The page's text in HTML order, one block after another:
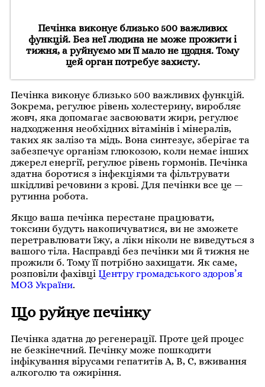
Печінка виконує близько 500 важливих
функцій. Без неї людина не може прожити і
тижня, а руйнуємо ми її мало не щодня. Тому
цей орган потребує захисту.
Печінка виконує близько 500 важливих функцій.
Зокрема, регулює рівень холестерину, виробляє
жовч, яка допомагає засвоювати жири, регулює
надходження необхідних вітамінів і мінералів,
таких як залізо та мідь. Вона синтезує, зберігає та
забезпечує організм глюкозою, коли немає інших
джерел енергії, регулює рівень гормонів. Печінка
здатна боротися з інфекціями та фільтрувати
шкідливі речовини з крові. Для печінки все це —
рутинна робота.
Якщо ваша печінка перестане працювати,
токсини будуть накопичуватися, ви не зможете
перетравлювати їжу, а ліки ніколи не виведуться з
вашого тіла. Насправді без печінки ми й тижня не
прожили б. Тому її потрібно захищати. Як саме,
розповіли фахівці Центру громадського здоров’я
МОЗ України.
Що руйнує печінку
Печінка здатна до регенерації. Проте цей процес
не безкінечний. Печінку може пошкодити
інфікування вірусами гепатитів А, В, С, вживання
алкоголю та ожиріння.